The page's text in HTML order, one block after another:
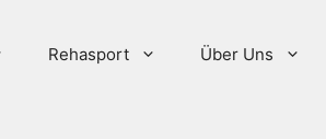
Rehasport Über Uns